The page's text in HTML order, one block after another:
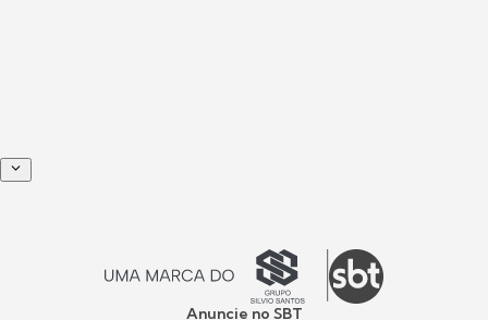
Anuncie no SBT